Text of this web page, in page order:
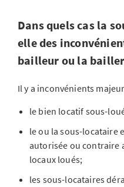
Dans quels cas la
elle des
bailleur ou la
Il y a inconvénients
le bien locatif sous-
le ou la sous-locataire
autorisée ou contraire
locaux loués;
les sous-locataires